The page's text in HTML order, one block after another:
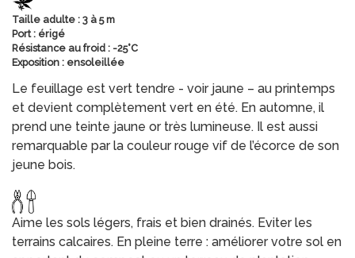
Taille adulte : 3 à 5 m
Port : érigé
Résistance au froid : -25°C
Exposition : ensoleillée
Le feuillage est vert tendre - voir jaune – au printemps
et devient complètement vert en été. En automne, il
prend une teinte jaune or très lumineuse. Il est aussi
remarquable par la couleur rouge vif de l’écorce de son
jeune bois.
Aime les sols légers, frais et bien drainés. Eviter les
terrains calcaires. En pleine terre : améliorer votre sol en